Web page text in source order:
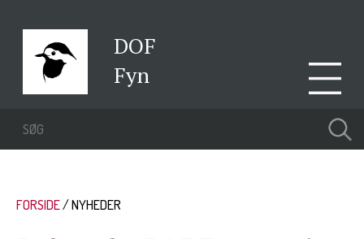
DOF
Fyn
FORSIDE NYHEDER